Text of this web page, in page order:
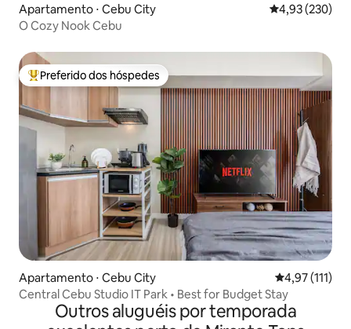
Apartamento ⋅ Cebu City 4,93 de uma
4,93 (230)
O Cozy Nook Cebu
Entre os melhores preferidos dos hóspedes
Preferido dos hóspedes
Apartamento ⋅ Cebu City 4,97 de uma
4,97 (111)
Central Cebu Studio IT Park • Best for Budget Stay
Outros aluguéis por temporada